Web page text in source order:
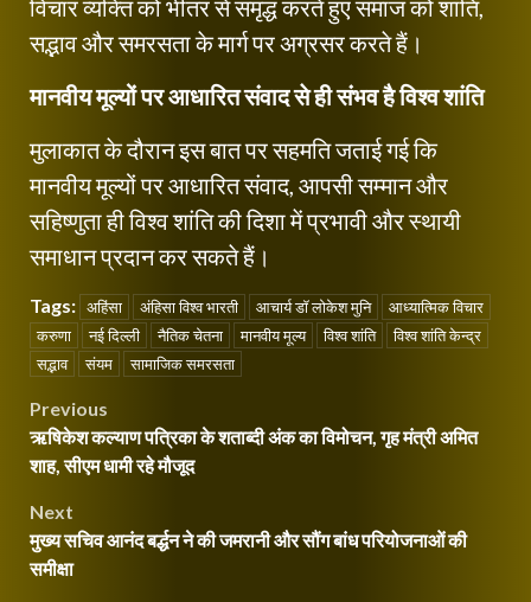
विचार व्यक्ति को भीतर से समृद्ध करते हुए समाज को शांति,
सद्भाव और समरसता के मार्ग पर अग्रसर करते हैं।
मानवीय मूल्यों पर आधारित संवाद से ही संभव है विश्व शांति
मुलाकात के दौरान इस बात पर सहमति जताई गई कि
मानवीय मूल्यों पर आधारित संवाद, आपसी सम्मान और
सहिष्णुता ही विश्व शांति की दिशा में प्रभावी और स्थायी
समाधान प्रदान कर सकते हैं।
Tags: अहिंसा अंहिसा विश्व भारती आचार्य डॉ लोकेश मुनि
आध्यात्मिक विचार
करुणा
नई दिल्ली नैतिक चेतना मानवीय मूल्य विश्व शांति
विश्व शांति केन्द्र
सद्भाव
संयम सामाजिक समरसता
Post
navigation
Previous
ऋषिकेश कल्याण पत्रिका के शताब्दी अंक का विमोचन, गृह मंत्री अमित
शाह, सीएम धामी रहे मौजूद
Next
मुख्य सचिव आनंद बर्द्धन ने की जमरानी और सौंग बांध परियोजनाओं की
समीक्षा